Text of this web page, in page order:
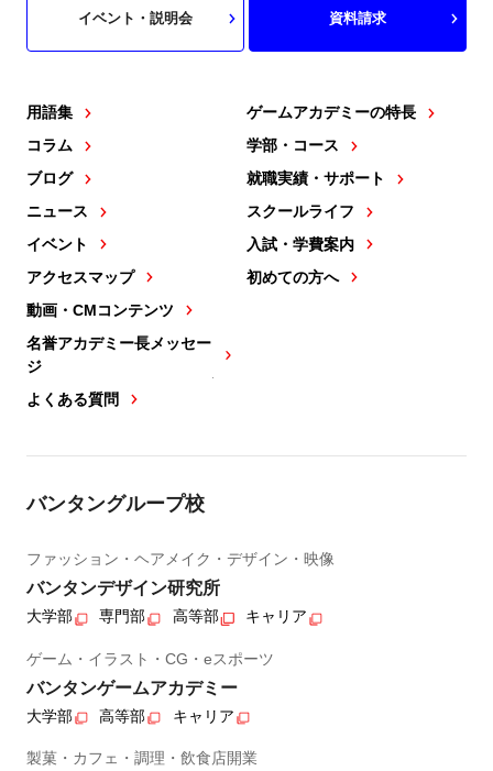
用語集
コラム
ブログ
ニュース
イベント
アクセスマップ
動画・CMコンテンツ
名誉アカデミー長メッセー
ジ
よくある質問
ゲームアカデミーの特長
学部・コース
就職実績・サポート
スクールライフ
入試・学費案内
初めての方へ
イベント・説明会 資料請求
バンタングループ校
ファッション・ヘアメイク・デザイン・映像
バンタンデザイン研究所
大学部 専門部 高等部 キャリア
ゲーム・イラスト・CG・eスポーツ
バンタンゲームアカデミー
大学部 高等部 キャリア
製菓・カフェ・調理・飲食店開業